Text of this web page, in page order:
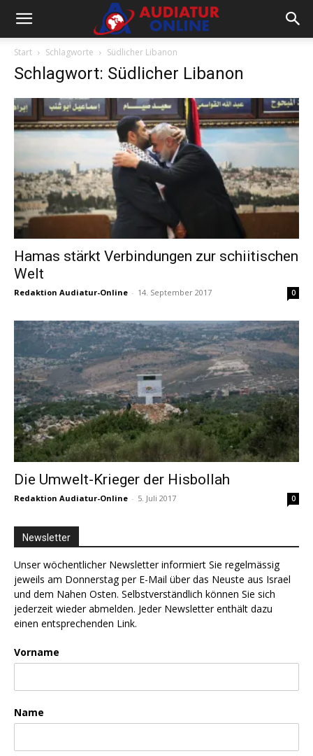
Start Schlagworte Südlicher Libanon
Schlagwort: Südlicher Libanon
Hamas stärkt Verbindungen zur schiitischen
Welt
Redaktion Audiatur-Online - 14. September 2017 0
Die Umwelt-Krieger der Hisbollah
Redaktion Audiatur-Online - 5. Juli 2017 0
Newsletter
Unser wöchentlicher Newsletter informiert Sie regelmässig
jeweils am Donnerstag per E-Mail über das Neuste aus Israel
und dem Nahen Osten. Selbstverständlich können Sie sich
jederzeit wieder abmelden. Jeder Newsletter enthält dazu
einen entsprechenden Link.
Vorname
Name